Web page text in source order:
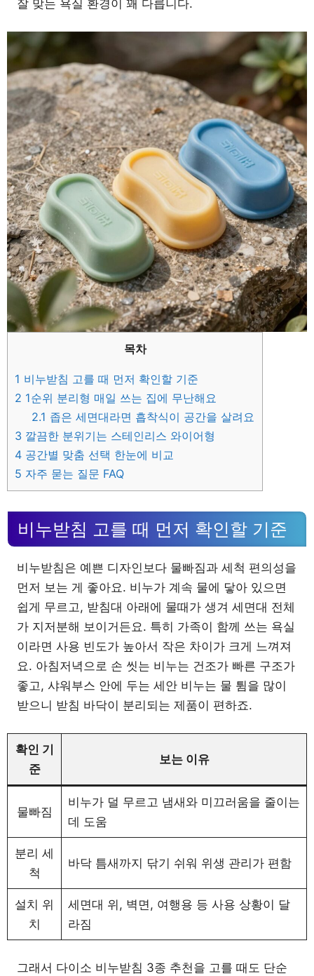
잘 맞는 욕실 환경이 꽤 다릅니다.
목차
1 비누받침 고를 때 먼저 확인할 기준
2 1순위 분리형 매일 쓰는 집에 무난해요
2.1 좁은 세면대라면 흡착식이 공간을 살려요
3 깔끔한 분위기는 스테인리스 와이어형
4 공간별 맞춤 선택 한눈에 비교
5 자주 묻는 질문 FAQ
비누받침 고를 때 먼저 확인할 기준
비누받침은 예쁜 디자인보다 물빠짐과 세척 편의성을
먼저 보는 게 좋아요. 비누가 계속 물에 닿아 있으면
쉽게 무르고, 받침대 아래에 물때가 생겨 세면대 전체
가 지저분해 보이거든요. 특히 가족이 함께 쓰는 욕실
이라면 사용 빈도가 높아서 작은 차이가 크게 느껴져
요. 아침저녁으로 손 씻는 비누는 건조가 빠른 구조가
좋고, 샤워부스 안에 두는 세안 비누는 물 튐을 많이
받으니 받침 바닥이 분리되는 제품이 편하죠.
확인 기
준
보는 이유
물빠짐
비누가 덜 무르고 냄새와 미끄러움을 줄이는
데 도움
분리 세
척
바닥 틈새까지 닦기 쉬워 위생 관리가 편함
설치 위
치
세면대 위, 벽면, 여행용 등 사용 상황이 달
라짐
그래서 다이소 비누받침 3종 추천을 고를 때도 단순